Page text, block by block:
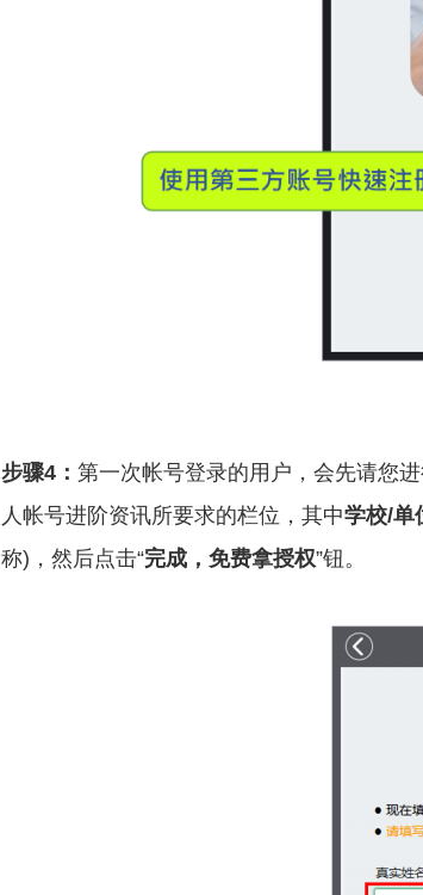
步骤4： 第一次帐号登录的用户，会先请您
人帐号进阶资讯所要求的栏位，其中学校/单
称)，然后点击“完成，免费拿授权”钮。